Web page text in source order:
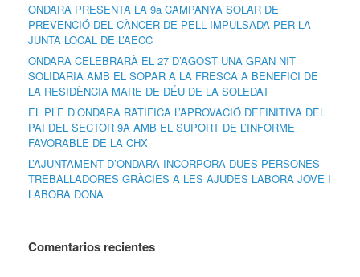
ONDARA PRESENTA LA 9a CAMPANYA SOLAR DE
PREVENCIÓ DEL CÀNCER DE PELL IMPULSADA PER LA
JUNTA LOCAL DE L’AECC
ONDARA CELEBRARÀ EL 27 D’AGOST UNA GRAN NIT
SOLIDÀRIA AMB EL SOPAR A LA FRESCA A BENEFICI DE
LA RESIDÈNCIA MARE DE DÉU DE LA SOLEDAT
EL PLE D’ONDARA RATIFICA L’APROVACIÓ DEFINITIVA DEL
PAI DEL SECTOR 9A AMB EL SUPORT DE L’INFORME
FAVORABLE DE LA CHX
L’AJUNTAMENT D’ONDARA INCORPORA DUES PERSONES
TREBALLADORES GRÀCIES A LES AJUDES LABORA JOVE I
LABORA DONA
Comentarios recientes